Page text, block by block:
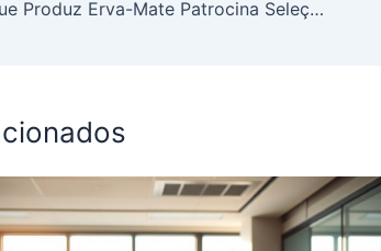
Empresa Brasileira Que Produz Erva-Mate Patrocina Seleção Argentina de Futebol: Entenda a Estratégia